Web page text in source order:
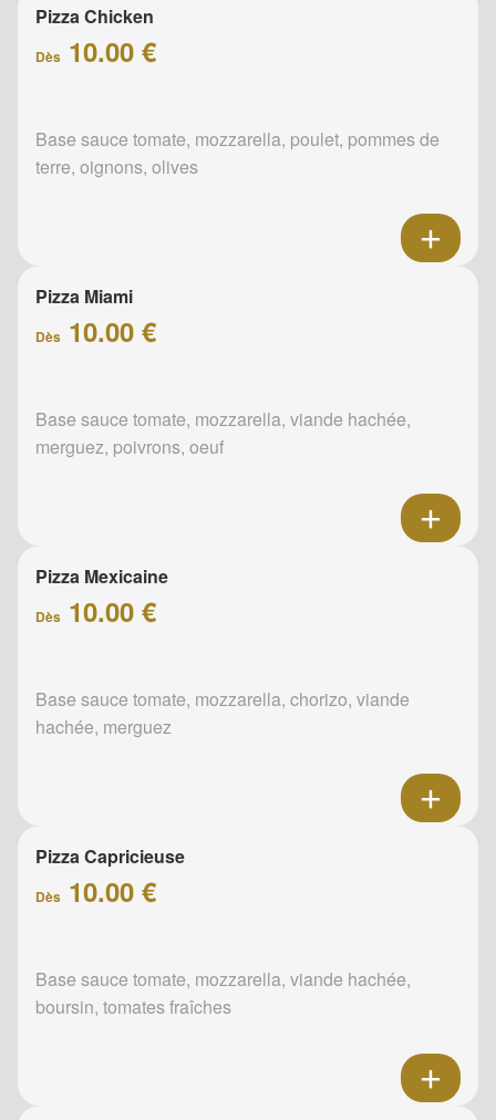
Pizza Chicken
Dès 10.00 €
Base sauce tomate, mozzarella, poulet, pommes de
terre, oignons, olives
Pizza Miami
Dès 10.00 €
Base sauce tomate, mozzarella, viande hachée,
merguez, poivrons, oeuf
Pizza Mexicaine
Dès 10.00 €
Base sauce tomate, mozzarella, chorizo, viande
hachée, merguez
Pizza Capricieuse
Dès 10.00 €
Base sauce tomate, mozzarella, viande hachée,
boursin, tomates fraîches